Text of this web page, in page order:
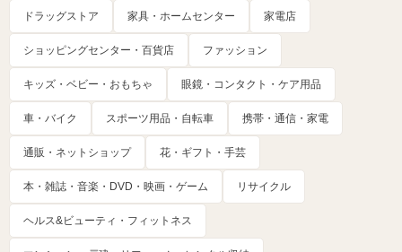
ドラッグストア 家具・ホームセンター 家電店
ショッピングセンター・百貨店 ファッション
キッズ・ベビー・おもちゃ 眼鏡・コンタクト・ケア用品
車・バイク スポーツ用品・自転車 携帯・通信・家電
通販・ネットショップ 花・ギフト・手芸
本・雑誌・音楽・DVD・映画・ゲーム リサイクル
ヘルス&ビューティ・フィットネス